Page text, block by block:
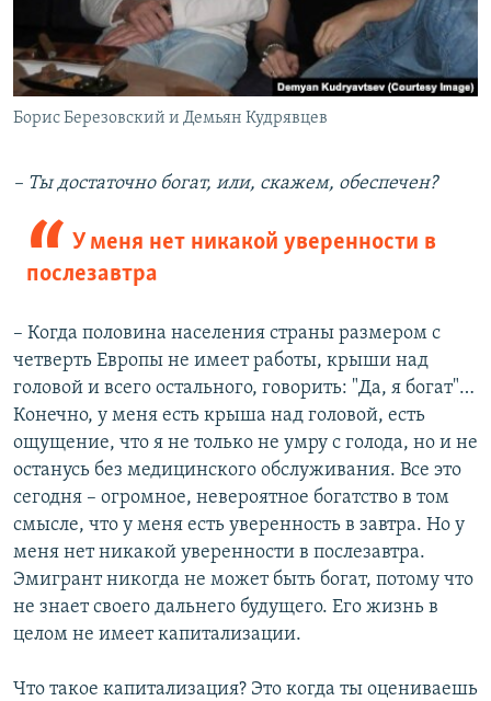
Борис Березовский и Демьян Кудрявцев
– Ты достаточно богат, или, скажем, обеспечен?
У меня нет никакой уверенности в
послезавтра
– Когда половина населения страны размером с
четверть Европы не имеет работы, крыши над
головой и всего остального, говорить: "Да, я богат"…
Конечно, у меня есть крыша над головой, есть
ощущение, что я не только не умру с голода, но и не
останусь без медицинского обслуживания. Все это
сегодня – огромное, невероятное богатство в том
смысле, что у меня есть уверенность в завтра. Но у
меня нет никакой уверенности в послезавтра.
Эмигрант никогда не может быть богат, потому что
не знает своего дальнего будущего. Его жизнь в
целом не имеет капитализации.
Что такое капитализация? Это когда ты оцениваешь